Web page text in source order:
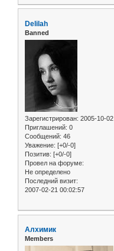
Delilah
Banned
Зарегистрирован: 2005-10-02
Приглашений: 0
Сообщений: 46
Уважение: [+0/-0]
Позитив: [+0/-0]
Провел на форуме:
Не определено
Последний визит:
2007-02-21 00:02:57
Алхимик
Members